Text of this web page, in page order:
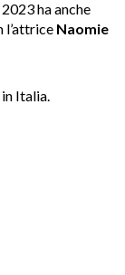
ha anche
l’attrice Naomie
Italia.